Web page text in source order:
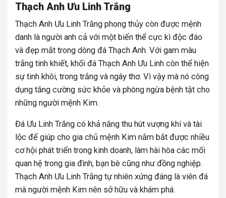
Thạch Anh Ưu Linh Trắng
Thạch Anh Ưu Linh Trắng phong thủy còn được mệnh
danh là người anh cả với một biến thể cực kì độc đáo
và đẹp mắt trong dòng đá Thạch Anh. Với gam màu
trắng tinh khiết, khối đá Thạch Anh Ưu Linh còn thể hiện
sự tinh khôi, trong trắng và ngây thơ. Vì vậy mà nó công
dụng tăng cường sức khỏe và phòng ngừa bệnh tật cho
những người mệnh Kim.
Đá Ưu Linh Trắng có khả năng thu hút vượng khí và tài
lộc để giúp cho gia chủ mệnh Kim nắm bắt được nhiều
cơ hội phát triển trong kinh doanh, làm hài hòa các mối
quan hệ trong gia đình, bạn bè cũng như đồng nghiệp.
Thạch Anh Ưu Linh Trắng tự nhiên xứng đáng là viên đá
mà người mệnh Kim nên sở hữu và khám phá.